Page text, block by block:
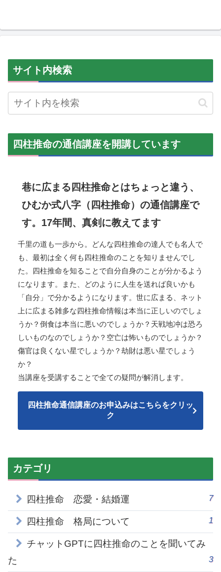
サイト内検索
四柱推命の通信講座を開講しています
巷に広まる四柱推命とはちょっと違う、
ひむか式八字（四柱推命）の通信講座で
す。17年間、真剣に教えてます
千里の道も一歩から。どんな四柱推命の達人でも名人で
も、最初は全く何も四柱推命のことを知りませんでし
た。四柱推命を知ることで自分自身のことが分かるよう
になります。また、どのように人生を送れば良いかも
「自分」で分かるようになります。世に広まる、ネット
上に広まる雑多な四柱推命情報は本当に正しいのでしょ
うか？倒食は本当に悪いのでしょうか？天戦地冲は恐ろ
しいものなのでしょうか？空亡は怖いものでしょうか？
傷官は良くない星でしょうか？劫財は悪い星でしょう
か？
当講座を受講することで全ての疑問が解消します。
四柱推命通信講座のお申込みはこちらをクリッ
ク
カテゴリ
四柱推命 恋愛・結婚運 7
四柱推命 格局について 1
チャットGPTに四柱推命のことを聞いてみ
た
3